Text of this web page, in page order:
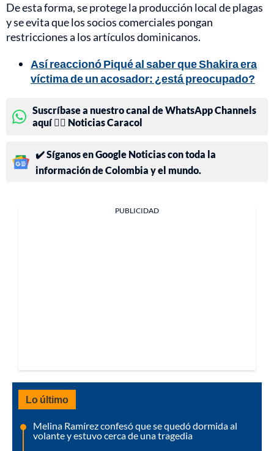
De esta forma, se protege la producción local de plagas
y se evita que los socios comerciales pongan
restricciones a los artículos dominicanos.
Así reaccionó Piqué al saber que Shakira era
víctima de un acosador: ¿está preocupado?
Suscríbase a nuestro canal de WhatsApp Channels
aquí 👉🏻 Noticias Caracol
✔️ Síganos en Google Noticias con toda la
información de Colombia y el mundo.
PUBLICIDAD
Lo último
Melina Ramírez confesó que se quedó dormida al
volante y estuvo cerca de una tragedia